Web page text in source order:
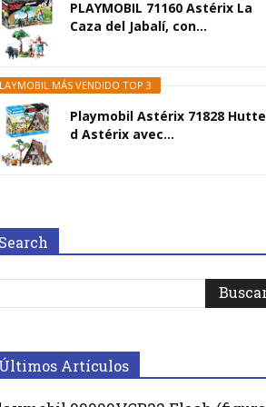
PLAYMOBIL 71160 Astérix La
Caza del Jabalí, con...
MÁS VENDIDO TOP 3
Playmobil Astérix 71828 Hutte
d Astérix avec...
Artículos